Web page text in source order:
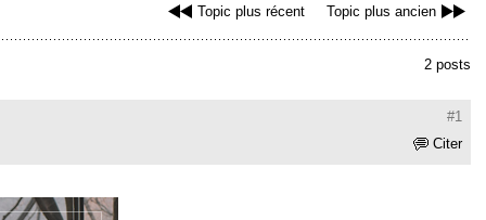
Topic plus récent Topic plus ancien
2 posts
#1
Citer